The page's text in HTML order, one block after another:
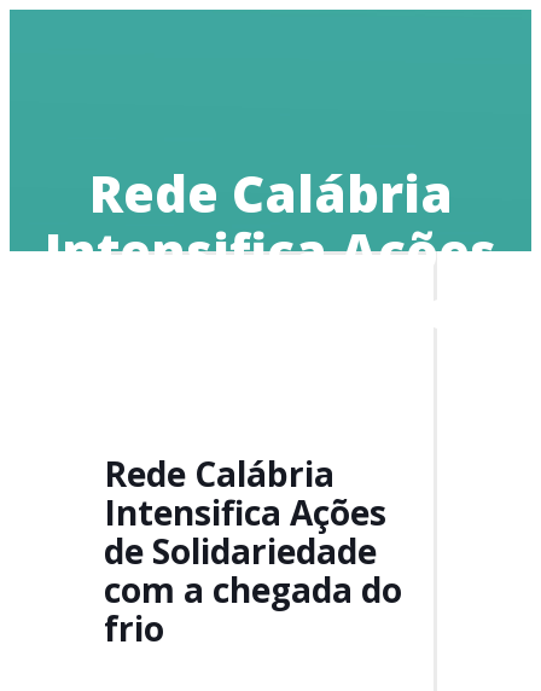
Rede Calábria
Intensifica Ações
Rede Calábria
Intensifica Ações
de Solidariedade
com a chegada do
frio